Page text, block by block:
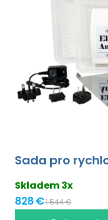
Sada pro
Skladem 3x
828 €1 544 €